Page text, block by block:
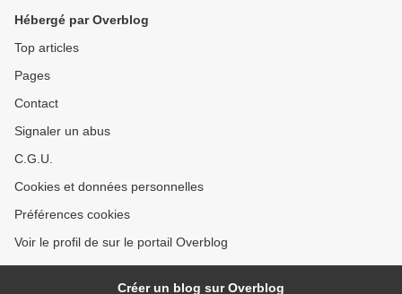
Hébergé par Overblog
Top articles
Pages
Contact
Signaler un abus
C.G.U.
Cookies et données personnelles
Préférences cookies
Voir le profil de sur le portail Overblog
Créer un blog sur Overblog